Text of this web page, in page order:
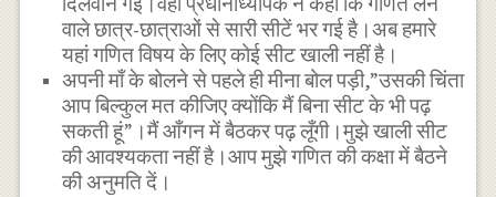
वाले छात्र-छात्राओं से सारी सीटें भर गई है।अब हमारे
यहां गणित विषय के लिए कोई सीट खाली नहीं है।
अपनी माँ के बोलने से पहले ही मीना बोल पड़ी,”उसकी चिंता
आप बिल्कुल मत कीजिए क्योंकि मैं बिना सीट के भी पढ़
सकती हूं”।मैं आँगन में बैठकर पढ़ लूँगी।मुझे खाली सीट
की आवश्यकता नहीं है।आप मुझे गणित की कक्षा में बैठने
की अनुमति दें।